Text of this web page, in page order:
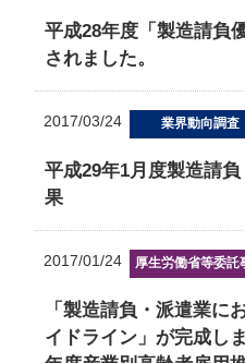
平成28年度「製造請負
されました。
2017/03/24 業界動向調査
平成29年1月度製造請
果
2017/01/24 厚生労働省等委託
「製造請負・派遣業に
イドライン」が完成し